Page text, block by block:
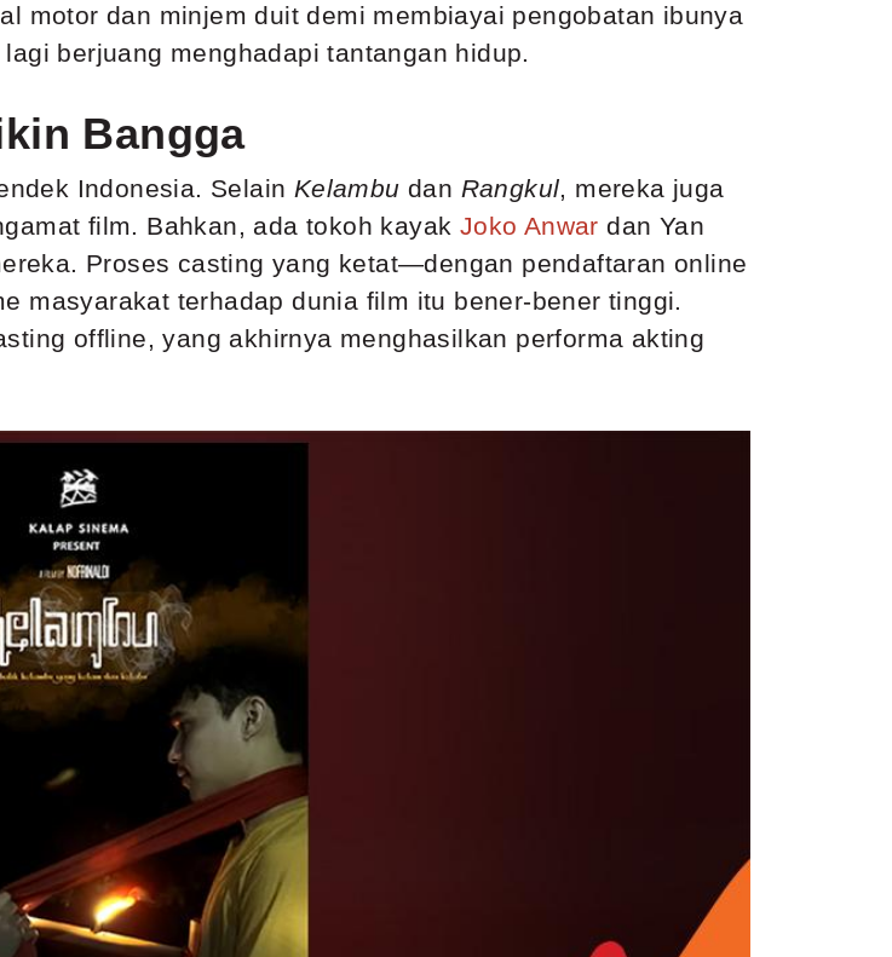
motor dan minjem duit demi membiayai pengobatan ibunya
berjuang menghadapi tantangan hidup.
Bangga
Indonesia. Selain Kelambu dan Rangkul, mereka juga
film. Bahkan, ada tokoh kayak Joko Anwar dan Yan
Proses casting yang ketat—dengan pendaftaran online
masyarakat terhadap dunia film itu bener-bener tinggi.
offline, yang akhirnya menghasilkan performa akting